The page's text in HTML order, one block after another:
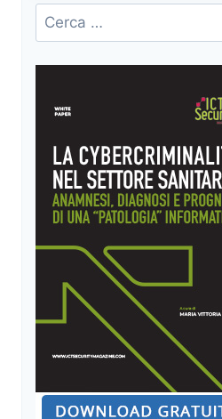
DATI
E
DELLE
PERSONALI:
L’IMPORTANZA
LE
AZIENDE
Ricerca
per: